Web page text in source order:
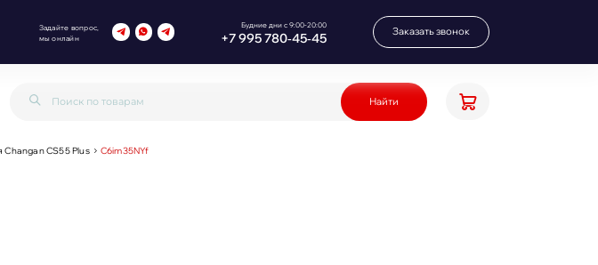
Задайте вопрос,
мы онлайн
Будние дни с 9:00-20:00
+7 995 780‑45‑45 Заказать звонок
Найти
Changan CS55 Plus C6im35NYf